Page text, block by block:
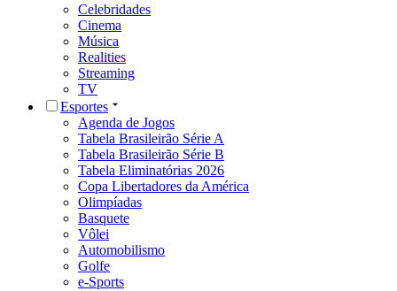
Celebridades
Cinema
Música
Realities
Streaming
TV
Esportes
Agenda de Jogos
Tabela Brasileirão Série A
Tabela Brasileirão Série B
Tabela Eliminatórias 2026
Copa Libertadores da América
Olimpíadas
Basquete
Vôlei
Automobilismo
Golfe
e-Sports